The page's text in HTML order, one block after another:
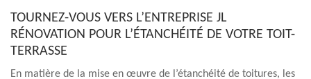
TOURNEZ-VOUS VERS L’ENTREPRISE JL
RÉNOVATION POUR L’ÉTANCHÉITÉ DE VOTRE TOIT-
TERRASSE
En matière de la mise en œuvre de l’étanchéité de toitures, les